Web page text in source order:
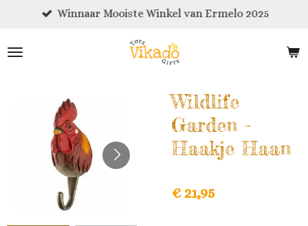
naar
Winnaar Mooiste Winkel van Ermelo 2025
Wildlife
Garden -
Haakje Haan
€ 21,95